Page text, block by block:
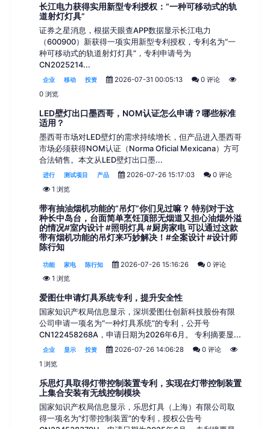
长江电力获得实用新型专利授权：“一种可移动式的轨
道射灯灯具”
证券之星消息，根据天眼查APP数据显示长江电力
（600900）新获得一项实用新型专利授权，专利名为“一
种可移动式的轨道射灯灯具”，专利申请号为
CN2025214...
企业 移动 投资 2026-07-31 00:05:13
0 评论
0 浏览
LED壁灯出口墨西哥，NOM认证怎么申请？哪些标准
适用？
墨西哥市场对LED壁灯的需求持续增长，但产品进入墨西哥
市场必须获得NOM认证（Norma Oficial Mexicana）方可
合法销售。本文从LED壁灯出口墨...
进行 测试项目 产品 2026-07-26 15:17:03
0 评论
1 浏览
带有抽油烟机功能的“吊灯”你们见过嘛？ 特别对于这
种长中岛台，台面简单烹饪顶部无烟道又担心油烟外溢
的情况#室内设计 #照明灯具 #厨房家电 可以通过这款
带有烟机功能的吊灯来巧妙解决！#全案设计 #设计师
陈行知
功能 家电 陈行知 2026-07-26 15:16:26
0 评论
1 浏览
爱图仕申请灯具系统专利，提升安全性
国家知识产权局信息显示，深圳爱图仕创新科技股份有限
公司申请一项名为“一种灯具系统”的专利，公开号
CN122458268A，申请日期为2026年6月。 专利摘要显...
企业 显示 投资 2026-07-26 14:06:28
0 评论
1 浏览
乐思灯具取得灯带控制装置专利，实现在灯带控制装置
上集合安装有无线控制模块
国家知识产权局信息显示，乐思灯具（上海）有限公司取
得一项名为“灯带控制装置”的专利，授权公告号